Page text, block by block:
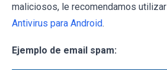
maliciosos, le recomendamos utilizar
Antivirus para Android.
Ejemplo de email spam: